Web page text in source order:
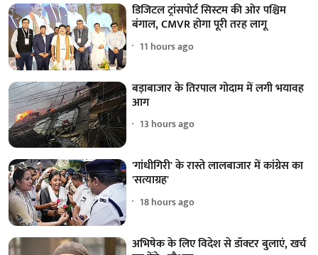
डिजिटल ट्रांसपोर्ट सिस्टम की ओर पश्चिम
बंगाल, CMVR होगा पूरी तरह लागू
11 hours ago
बड़ाबाजार के तिरपाल गोदाम में लगी भयावह
आग
13 hours ago
'गांधीगिरी' के रास्ते लालबाजार में कांग्रेस का
'सत्याग्रह'
18 hours ago
अभिषेक के लिए विदेश से डॉक्टर बुलाएं, खर्च